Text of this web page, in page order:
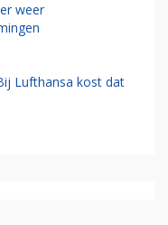
weer
Lufthansa kost dat